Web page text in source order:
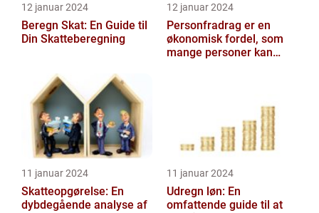
12 januar 2024
Beregn Skat: En Guide til
Din Skatteberegning
12 januar 2024
Personfradrag er en
økonomisk fordel, som
mange personer kan
11 januar 2024
Skatteopgørelse: En
dybdegående analyse af
11 januar 2024
Udregn løn: En
omfattende guide til at